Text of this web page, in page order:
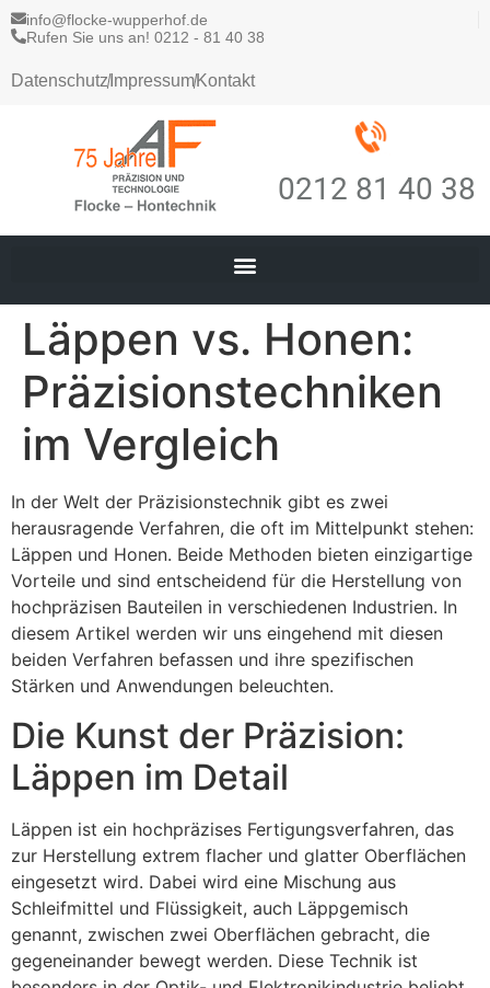
info@flocke-wupperhof.de
Rufen Sie uns an! 0212 - 81 40 38
DatenschutzImpressumKontakt
0212 81 40 38
Läppen vs. Honen:
Präzisionstechniken
im Vergleich
In der Welt der Präzisionstechnik gibt es zwei
herausragende Verfahren, die oft im Mittelpunkt stehen:
Läppen und Honen. Beide Methoden bieten einzigartige
Vorteile und sind entscheidend für die Herstellung von
hochpräzisen Bauteilen in verschiedenen Industrien. In
diesem Artikel werden wir uns eingehend mit diesen
beiden Verfahren befassen und ihre spezifischen
Stärken und Anwendungen beleuchten.
Die Kunst der Präzision:
Läppen im Detail
Läppen ist ein hochpräzises Fertigungsverfahren, das
zur Herstellung extrem flacher und glatter Oberflächen
eingesetzt wird. Dabei wird eine Mischung aus
Schleifmittel und Flüssigkeit, auch Läppgemisch
genannt, zwischen zwei Oberflächen gebracht, die
gegeneinander bewegt werden. Diese Technik ist